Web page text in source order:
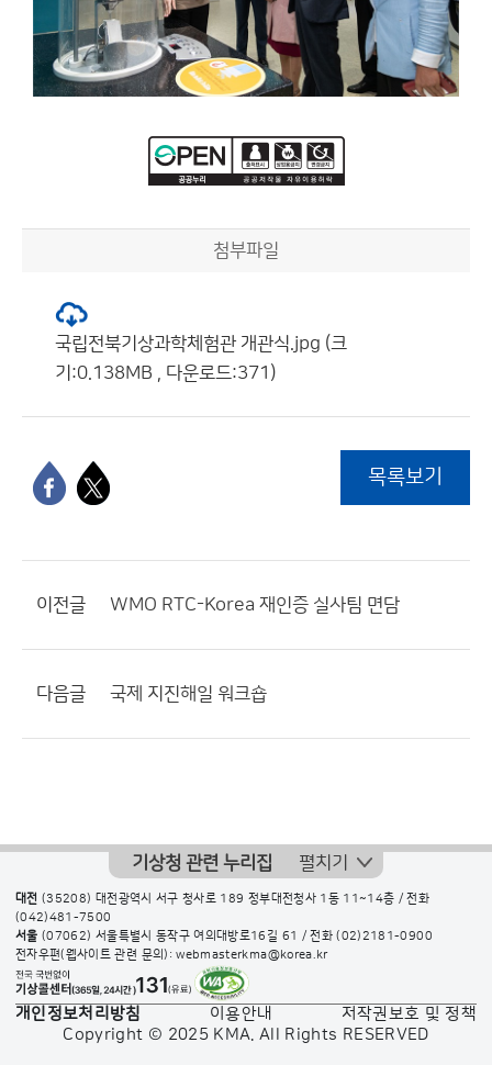
첨부파일
국립전북기상과학체험관 개관식.jpg (크
기:0.138MB , 다운로드:371)
목록보기
이전글 WMO RTC-Korea 재인증 실사팀 면담
다음글 국제 지진해일 워크숍
기상청 관련 누리집 펼치기
대전 (35208) 대전광역시 서구 청사로 189 정부대전청사 1동 11~14층 / 전화
(042)481-7500
서울 (07062) 서울특별시 동작구 여의대방로16길 61 / 전화(02)2181-0900
전자우편(웹사이트 관련 문의): webmasterkma@korea.kr
개인정보처리방침 이용안내
저작권보호 및 정책
Copyright © 2025 KMA. All Rights RESERVED